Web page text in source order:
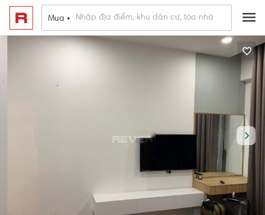
Mua •